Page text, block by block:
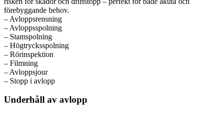
förebyggande behov.
– Avloppsrensning
– Avloppsspolning
– Stamspolning
– Högtrycksspolning
– Rörinspektion
– Filmning
– Avloppsjour
– Stopp i avlopp
Underhåll av avlopp